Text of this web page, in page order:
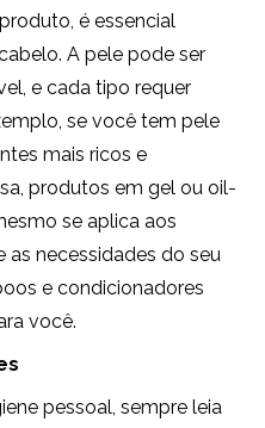
é essencial
A pele pode ser
e cada tipo requer
se você tem pele
mais ricos e
produtos em gel ou oil-
se aplica aos
as necessidades do seu
e condicionadores
você.
pessoal, sempre leia